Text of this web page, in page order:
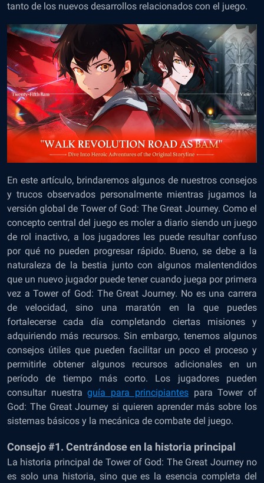
tanto de los nuevos desarrollos relacionados con el juego.
En este artículo, brindaremos algunos de nuestros consejos
y trucos observados personalmente mientras jugamos la
versión global de Tower of God: The Great Journey. Como el
concepto central del juego es moler a diario siendo un juego
de rol inactivo, a los jugadores les puede resultar confuso
por qué no pueden progresar rápido. Bueno, se debe a la
naturaleza de la bestia junto con algunos malentendidos
que un nuevo jugador puede tener cuando juega por primera
vez a Tower of God: The Great Journey. No es una carrera
de velocidad, sino una maratón en la que puedes
fortalecerse cada día completando ciertas misiones y
adquiriendo más recursos. Sin embargo, tenemos algunos
consejos útiles que pueden facilitar un poco el proceso y
permitirle obtener algunos recursos adicionales en un
período de tiempo más corto. Los jugadores pueden
consultar nuestraguía para principiantespara Tower of
God: The Great Journey si quieren aprender más sobre los
sistemas básicos y la mecánica de combate del juego.
Consejo #1. Centrándose en la historia principal
La historia principal de Tower of God: The Great Journey no
es solo una historia, sino que es la esencia completa del